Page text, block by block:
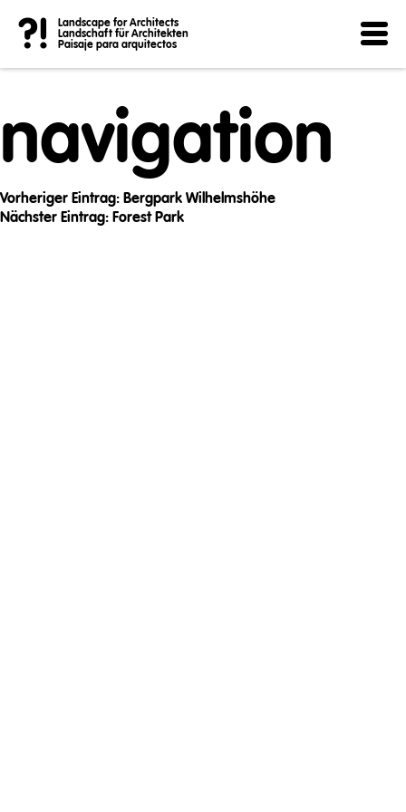
?!
Landscape for Architects
Landschaft für Architekten
Paisaje para arquitectos
Post
navigation
Vorheriger Eintrag: Bergpark Wilhelmshöhe
Nächster Eintrag: Forest Park